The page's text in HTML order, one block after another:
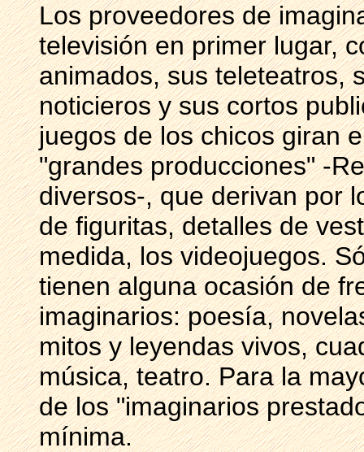
Los proveedores de
televisión en primer lugar,
animados, sus teleteatros,
noticieros y sus cortos
juegos de los chicos giran
"grandes producciones" -
diversos-, que derivan por
de figuritas, detalles de
medida, los videojuegos.
tienen alguna ocasión de
imaginarios: poesía,
mitos y leyendas vivos,
música, teatro. Para la
de los "imaginarios
mínima.